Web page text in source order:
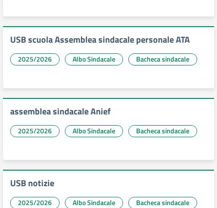
USB scuola Assemblea sindacale personale ATA
2025/2026 Albo Sindacale Bacheca sindacale
assemblea sindacale Anief
2025/2026 Albo Sindacale Bacheca sindacale
USB notizie
2025/2026 Albo Sindacale Bacheca sindacale